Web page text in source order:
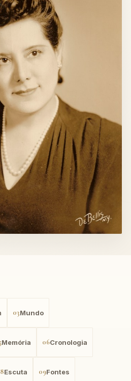
03Mundo
Memória 06Cronologia
Escuta 09Fontes